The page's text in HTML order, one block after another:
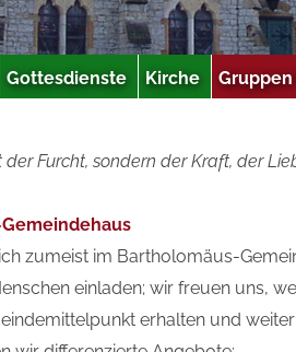
Gottesdienste Kirche
Furcht, sondern der Kraft, der
zumeist im Bartholomäus-
einladen; wir freuen uns,
erhalten und